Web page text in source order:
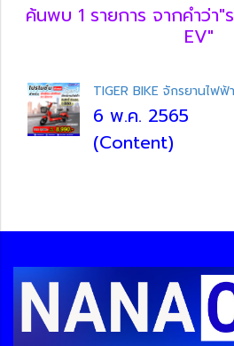
ค้นพบ 1 รายการ จากคำว่า"
EV"
TIGER BIKE จักรยานไฟ
6 พ.ค. 2565
(Content)